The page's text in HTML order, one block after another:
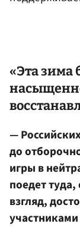
«Эта зима
—
до
игры в
поедет
взгляд,
участниками